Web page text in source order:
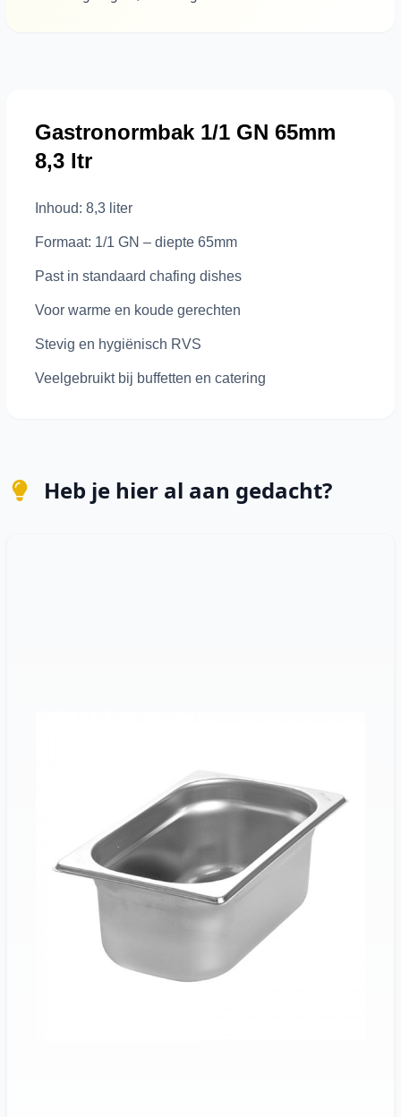
Gastronormbak 1/1 GN 65mm
8,3 ltr
Inhoud: 8,3 liter
Formaat: 1/1 GN – diepte 65mm
Past in standaard chafing dishes
Voor warme en koude gerechten
Stevig en hygiënisch RVS
Veelgebruikt bij buffetten en catering
Heb je hier al aan gedacht?